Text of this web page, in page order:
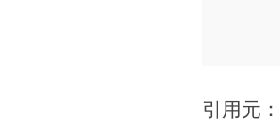
引用元：